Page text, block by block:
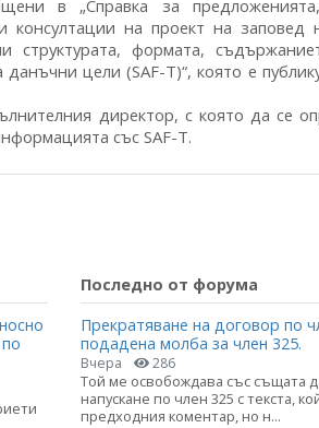
в „Справка за
консултации на проект на заповед
структурата, формата,
цели (SAF-T)“, която е
директор, с която да се
със SAF-T.
Последно от форума
Прекратяване на договор по
подадена молба за член 325.
Вчера 286
Той ме освобождава със същата
напускане по член 325 с текста,
предходния коментар, но н...